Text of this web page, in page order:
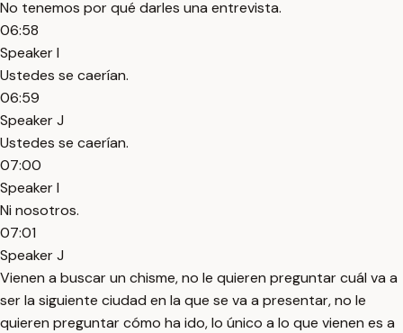
No tenemos por qué darles una entrevista.
06:58
Speaker I
Ustedes se caerían.
06:59
Speaker J
Ustedes se caerían.
07:00
Speaker I
Ni nosotros.
07:01
Speaker J
Vienen a buscar un chisme, no le quieren preguntar cuál va a
ser la siguiente ciudad en la que se va a presentar, no le
quieren preguntar cómo ha ido, lo único a lo que vienen es a